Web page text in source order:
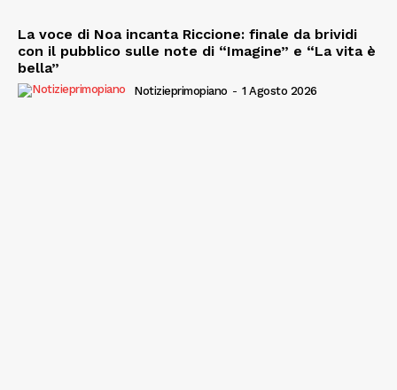
La voce di Noa incanta Riccione: finale da brividi
con il pubblico sulle note di “Imagine” e “La vita è
bella”
Notizieprimopiano - 1 Agosto 2026